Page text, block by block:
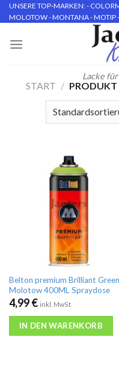
Skip
to
UNSERE TOP-MARKEN: -
MOLOTOW - MONTANA - MOTIP
Lacke
START / PRODUKT
Belton premium Brilliant Green
Molotow 400ML Spraydose
4,99€ inkl. MwSt
IN DEN WARENKORB